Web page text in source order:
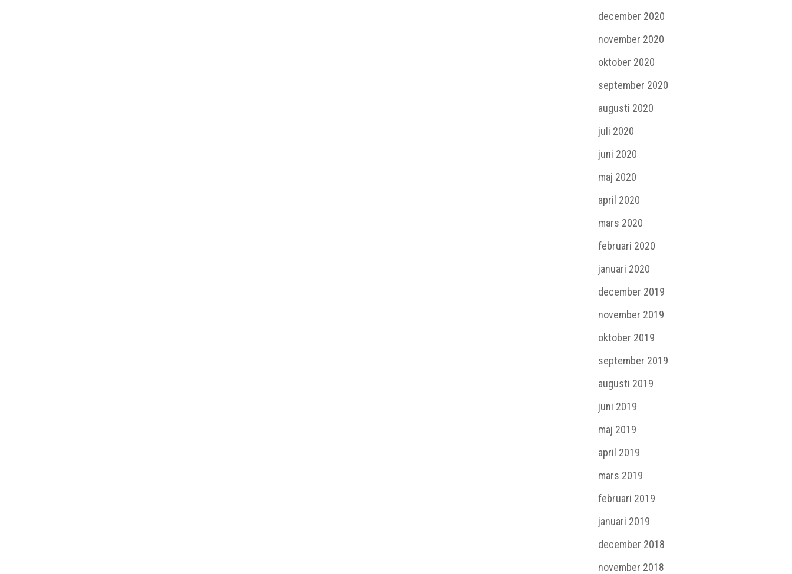
december 2020
november 2020
oktober 2020
september 2020
augusti 2020
juli 2020
juni 2020
maj 2020
april 2020
mars 2020
februari 2020
januari 2020
december 2019
november 2019
oktober 2019
september 2019
augusti 2019
juni 2019
maj 2019
april 2019
mars 2019
februari 2019
januari 2019
december 2018
november 2018